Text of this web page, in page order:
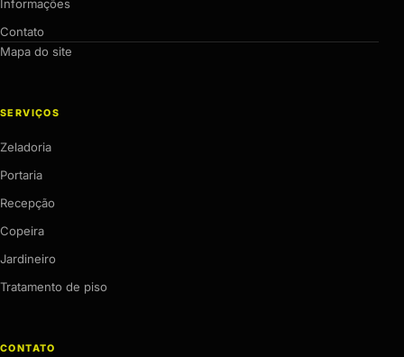
Informações
Contato
Mapa do site
SERVIÇOS
Zeladoria
Portaria
Recepção
Copeira
Jardineiro
Tratamento de piso
CONTATO